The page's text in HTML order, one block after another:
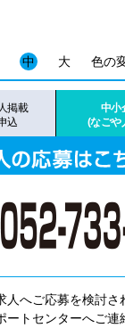
色の
中 大
掲載
込
中小
(なごや
人へご応募を検討さ
ートセンターへご連